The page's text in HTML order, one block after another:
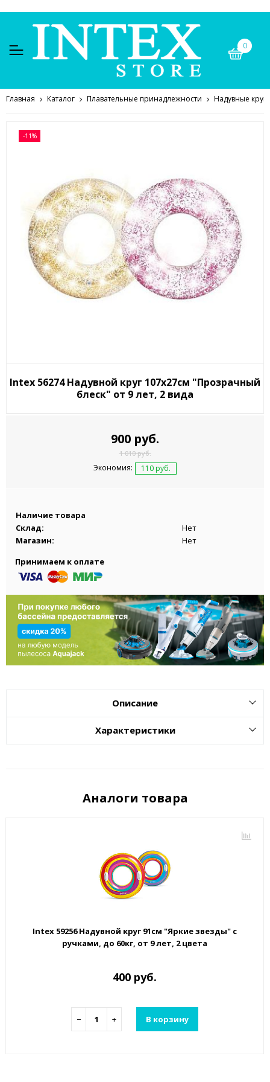
0
Главная Каталог Плавательные принадлежности Надувные
-11%
Intex 56274 Надувной круг 107х27см "Прозрачный
блеск" от 9 лет, 2 вида
900 руб.
1 010 руб.
Экономия: 110 руб.
Наличие товара
Склад:
Нет
Магазин:
Нет
Принимаем к оплате
Описание
Характеристики
Аналоги товара
Intex 59256 Надувной круг 91см "Яркие звезды" с
ручками, до 60кг, от 9 лет, 2 цвета
400 руб.
− + В корзину